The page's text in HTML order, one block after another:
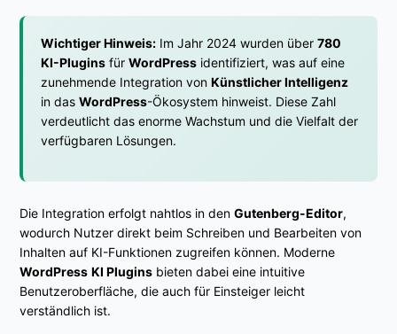
Wichtiger Hinweis: Im Jahr 2024 wurden über780
KI-Plugins fürWordPress identifiziert, was auf eine
zunehmende Integration vonKünstlicher Intelligenz
in dasWordPress-Ökosystem hinweist. Diese Zahl
verdeutlicht das enorme Wachstum und die Vielfalt der
verfügbaren Lösungen.
Die Integration erfolgt nahtlos in denGutenberg-Editor,
wodurch Nutzer direkt beim Schreiben und Bearbeiten von
Inhalten auf KI-Funktionen zugreifen können. Moderne
WordPress KI Plugins bieten dabei eine intuitive
Benutzeroberfläche, die auch für Einsteiger leicht
verständlich ist.